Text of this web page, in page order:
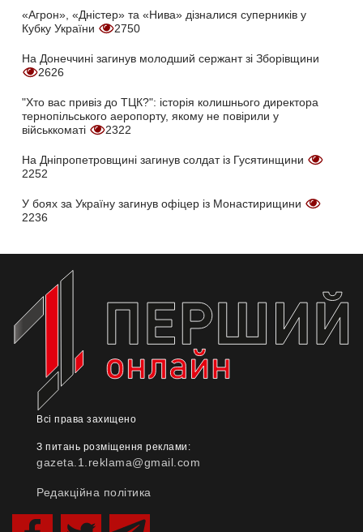
«Агрон», «Дністер» та «Нива» дізналися суперників у
Кубку України
2750
На Донеччині загинув молодший сержант зі Зборівщини
2626
"Хто вас привіз до ТЦК?": історія колишнього директора
тернопільського аеропорту, якому не повірили у
військкоматі
2322
На Дніпропетровщині загинув солдат із Гусятинщини
2252
У боях за Україну загинув офіцер із Монастирищини
2236
Всі права захищено
З питань розміщення реклами:
gazeta.1.reklama@gmail.com
Редакційна політика